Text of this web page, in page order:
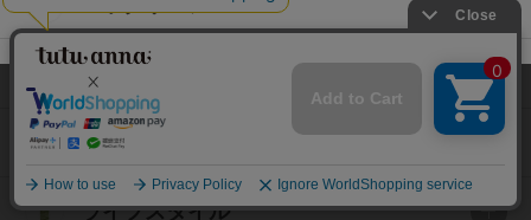
下着・インナー
ルームウェア
ライフスタイル
本サイトでは、より快適にご利用いただけるようCookieを利用し
ています。詳細については
をご確認くださ
い。
承諾する